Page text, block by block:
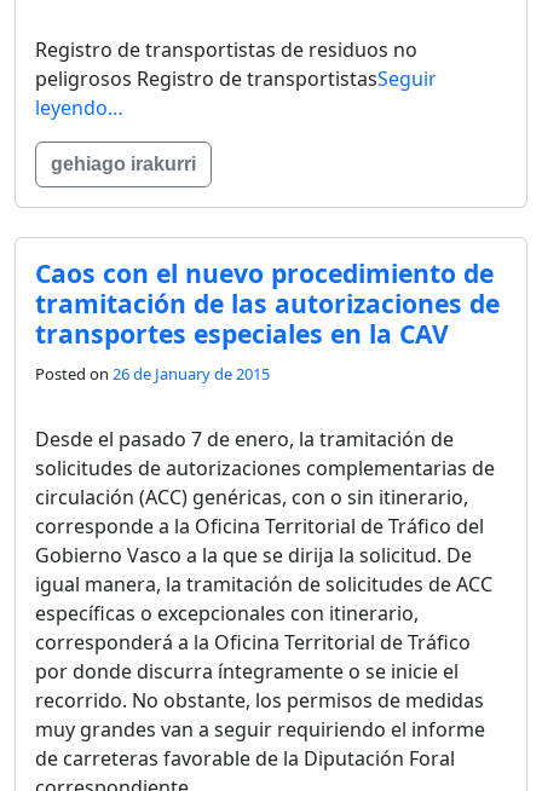
Registro de transportistas de residuos no
peligrosos Registro de transportistasSeguir
leyendo…
gehiago irakurri
Caos con el nuevo procedimiento de
tramitación de las autorizaciones de
transportes especiales en la CAV
Posted on 26 de January de 2015
Desde el pasado 7 de enero, la tramitación de
solicitudes de autorizaciones complementarias de
circulación (ACC) genéricas, con o sin itinerario,
corresponde a la Oficina Territorial de Tráfico del
Gobierno Vasco a la que se dirija la solicitud. De
igual manera, la tramitación de solicitudes de ACC
específicas o excepcionales con itinerario,
corresponderá a la Oficina Territorial de Tráfico
por donde discurra íntegramente o se inicie el
recorrido. No obstante, los permisos de medidas
muy grandes van a seguir requiriendo el informe
de carreteras favorable de la Diputación Foral